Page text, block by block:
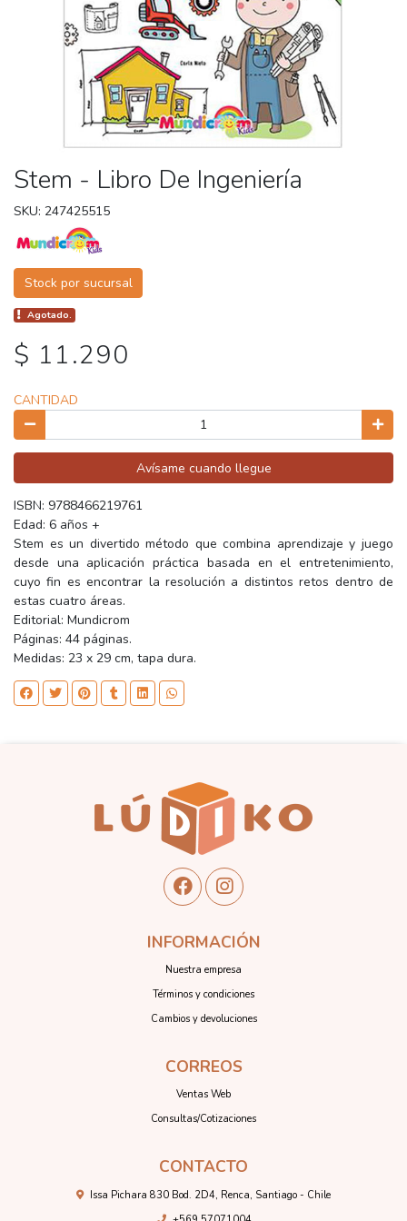
Stem - Libro De Ingeniería
SKU: 247425515
Stock por sucursal
Agotado.
$ 11.290
CANTIDAD
Avísame cuando llegue
ISBN: 9788466219761
Edad: 6 años +
Stem es un divertido método que combina aprendizaje y juego
desde una aplicación práctica basada en el entretenimiento,
cuyo fin es encontrar la resolución a distintos retos dentro de
estas cuatro áreas.
Editorial: Mundicrom
Páginas: 44 páginas.
Medidas: 23 x 29 cm, tapa dura.
INFORMACIÓN
Nuestra empresa
Términos y condiciones
Cambios y devoluciones
CORREOS
Ventas Web
Consultas/Cotizaciones
CONTACTO
Issa Pichara 830 Bod. 2D4, Renca, Santiago - Chile